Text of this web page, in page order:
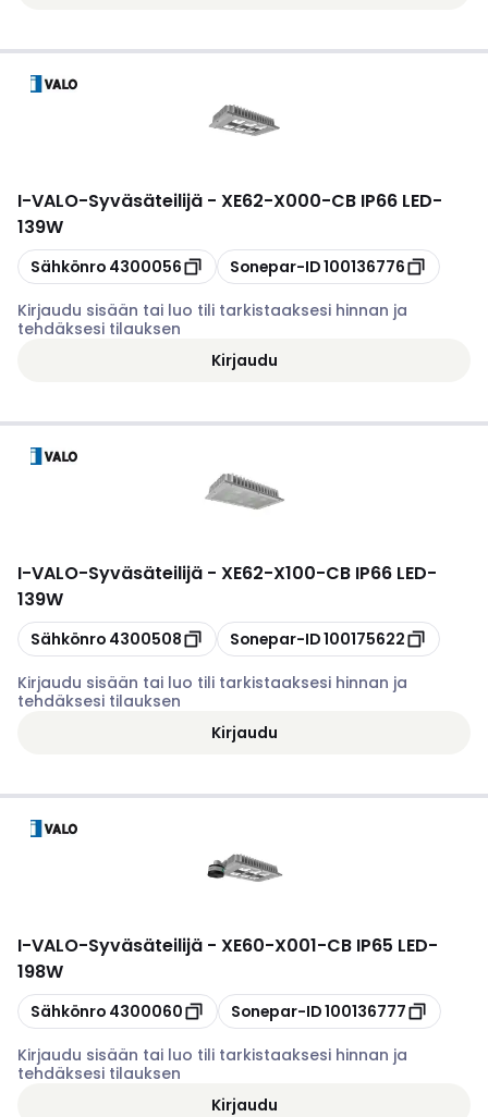
I-VALO-Syväsäteilijä - XE62-X000-CB IP66 LED-
139W
Kopioi
Sähkönro 4300056 Kopioi
Sonepar-ID100136776
Kirjaudu sisään tai luo tili tarkistaaksesi hinnan ja
tehdäksesi tilauksen
Kirjaudu
I-VALO-Syväsäteilijä - XE62-X100-CB IP66 LED-
139W
Kopioi
Sähkönro 4300508 Kopioi
Sonepar-ID100175622
Kirjaudu sisään tai luo tili tarkistaaksesi hinnan ja
tehdäksesi tilauksen
Kirjaudu
I-VALO-Syväsäteilijä - XE60-X001-CB IP65 LED-
198W
Kopioi
Sähkönro 4300060 Kopioi
Sonepar-ID100136777
Kirjaudu sisään tai luo tili tarkistaaksesi hinnan ja
tehdäksesi tilauksen
Kirjaudu